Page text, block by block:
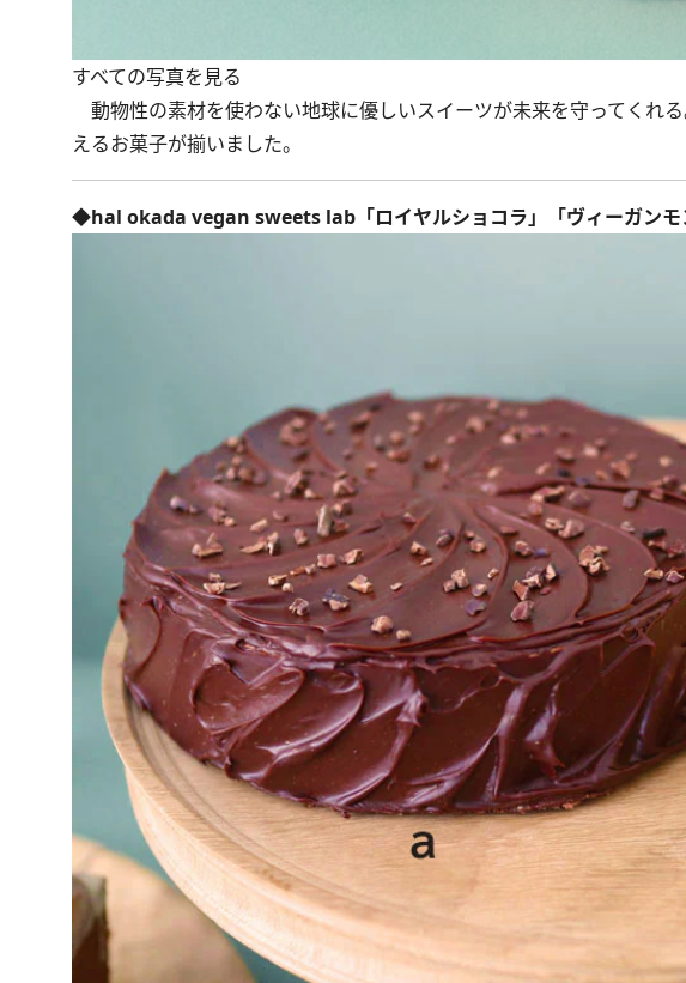
すべての写真を見る
動物性の素材を使わない地球に優しいスイーツが未来を守ってくれ
えるお菓子が揃いました。
◆hal okada vegan sweets lab「ロイヤルショコラ」「ヴィーガンモ